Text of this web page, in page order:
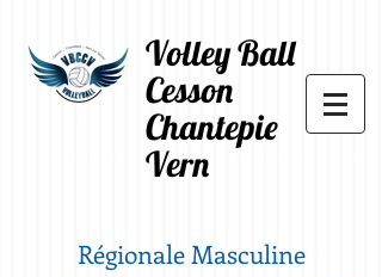
Volley Ball
Cesson
Chantepie
Vern
Régionale Masculine